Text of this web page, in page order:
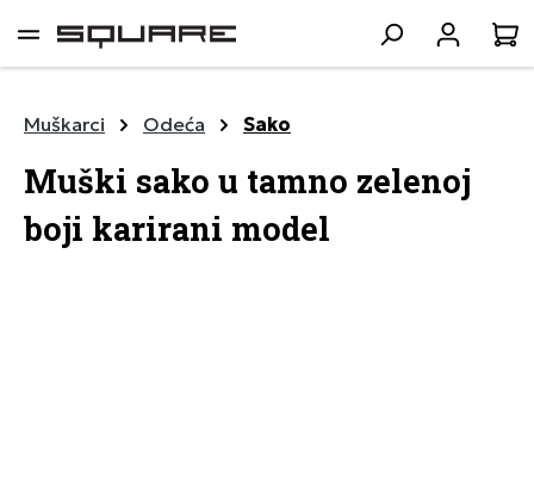
sadržaj
Muškarci Odeća Sako
Muški sako u tamno zelenoj
boji karirani model